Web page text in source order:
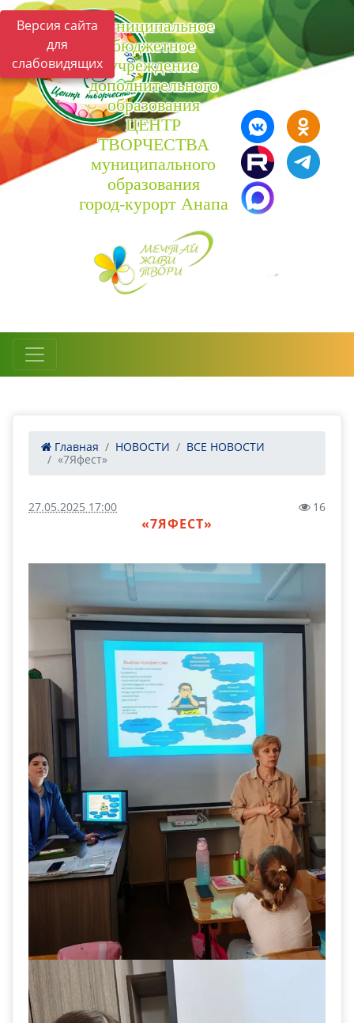
Версия сайта
для
слабовидящих
Муниципальное
бюджетное
учреждение
дополнительного
образования
ЦЕНТР
ТВОРЧЕСТВА
муниципального
образования
город-курорт Анапа
Главная НОВОСТИ
ВСЕ НОВОСТИ
«7Яфест»
27.05.2025 17:00 16
«7ЯФЕСТ»